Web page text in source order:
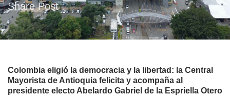
Share Post :
Colombia eligió la democracia y la libertad: la Central
Mayorista de Antioquia felicita y acompaña al
presidente electo Abelardo Gabriel de la Espriella Otero